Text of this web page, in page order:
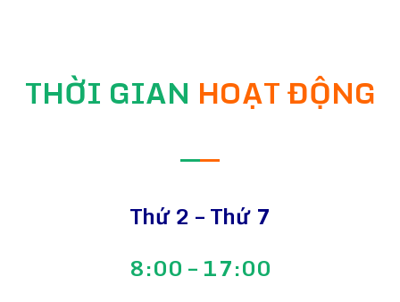
THỜI GIAN HOẠT ĐỘNG
——
Thứ 2 – Thứ 7
8:00 – 17:00